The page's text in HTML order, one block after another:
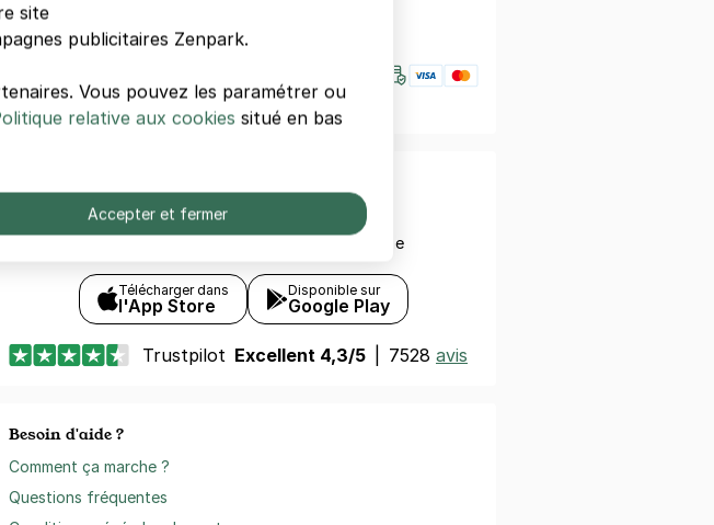
Votre paiement en toute confiance
Paiement sécurisé
Annulation gratuite
(Sous conditions)
Téléchargement gratuit
Réservez, payez et ouvrez avec votre smartphone
Télécharger dans
l'App Store
Disponible sur
Google Play
Trustpilot Excellent 4,3/5 7528 avis
Besoin d'aide ?
Comment ça marche ?
Questions fréquentes
site
publicitaires Zenpark.
Vous pouvez les paramétrer ou
relative aux cookies situé en bas
Accepter et fermer